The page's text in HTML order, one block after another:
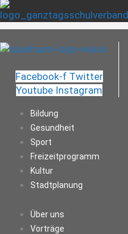
Facebook-f Twitter
Youtube Instagram
Bildung
Gesundheit
Sport
Freizeitprogramm
Kultur
Stadtplanung
Über uns
Vorträge